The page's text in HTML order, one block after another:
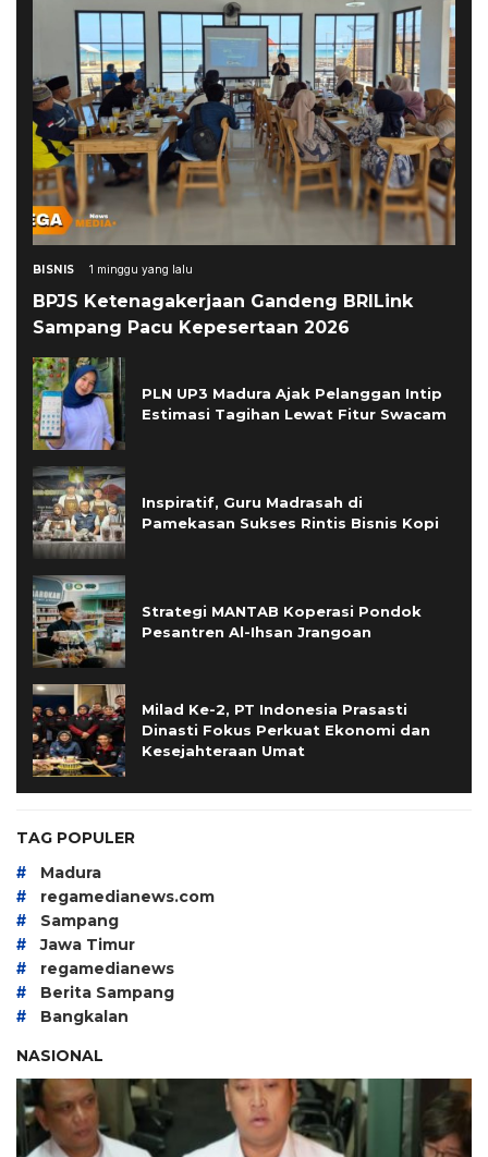
BISNIS 1 minggu yang lalu
BPJS Ketenagakerjaan Gandeng BRILink
Sampang Pacu Kepesertaan 2026
PLN UP3 Madura Ajak Pelanggan Intip
Estimasi Tagihan Lewat Fitur Swacam
Inspiratif, Guru Madrasah di
Pamekasan Sukses Rintis Bisnis Kopi
Strategi MANTAB Koperasi Pondok
Pesantren Al-Ihsan Jrangoan
Milad Ke-2, PT Indonesia Prasasti
Dinasti Fokus Perkuat Ekonomi dan
Kesejahteraan Umat
TAG POPULER
# Madura
# regamedianews.com
# Sampang
# Jawa Timur
# regamedianews
# Berita Sampang
#
Bangkalan
NASIONAL